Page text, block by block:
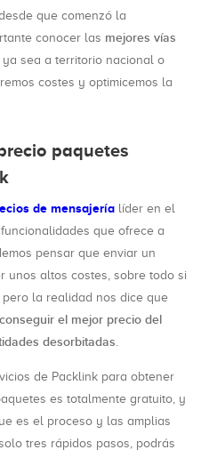
que comenzó la
conocer las mejores vías
ya sea a territorio nacional o
costes y optimicemos la
paquetes
de mensajería líder en el
que ofrece a
pensar que enviar un
unos altos costes, sobre todo si
la realidad nos dice que
conseguir el mejor precio del
desorbitadas.
de Packlink para obtener
es totalmente gratuito, y
es el proceso y las amplias
tres rápidos pasos, podrás